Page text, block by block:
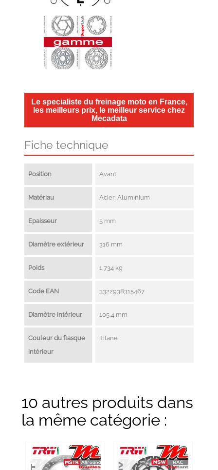
Le specialiste du freinage moto en France,
les meilleurs prix, le meilleur service chez
Mecadata
Fiche technique
Position Avant
Matériau Acier, Aluminium
Epaisseur 5 mm
Diamètre extérieur 316 mm
Poids 1,734 kg
Code EAN 3322938315467
Diamètre intérieur 105,4 mm
Couleur du flasque
intérieur
Titane
10 autres produits dans
la même catégorie :